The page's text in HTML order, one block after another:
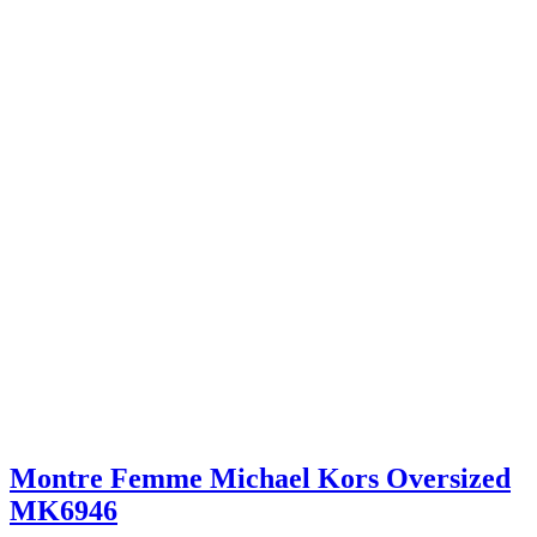
Montre Femme Michael Kors Oversized
MK6946